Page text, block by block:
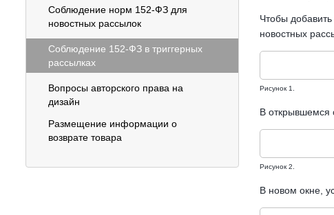
Соблюдение норм 152-ФЗ для
новостных рассылок
Соблюдение 152-ФЗ в триггерных
рассылках
Вопросы авторского права на
дизайн
Размещение информации о
возврате товара
Чтобы
новостных
Рисунок 1.
В открывшемся
Рисунок 2.
В новом окне,